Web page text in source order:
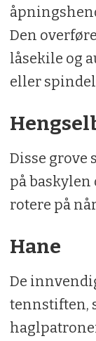
Den
låsekile og
eller
Disse grove
på baskylen
rotere på
Hane
De
tennstiften,